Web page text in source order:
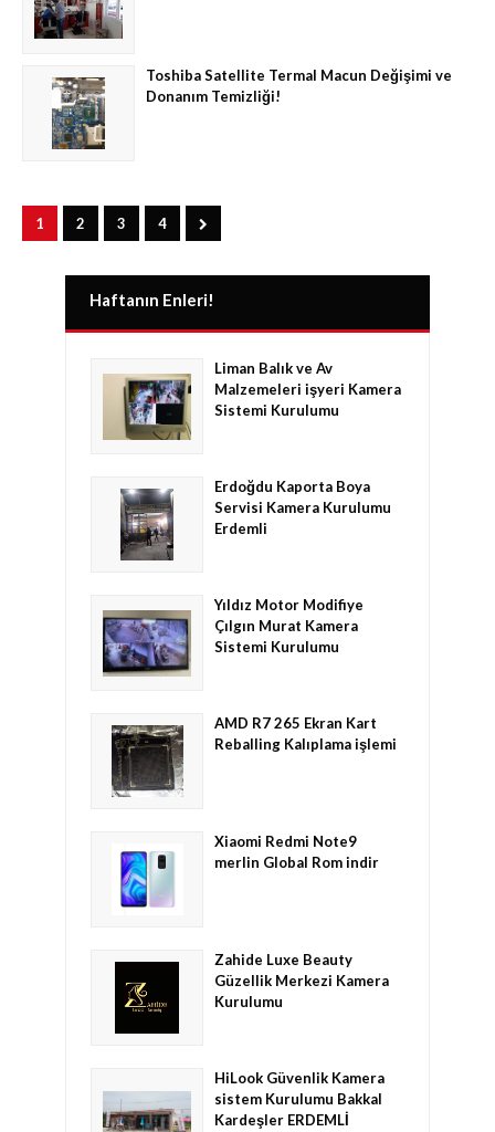
Toshiba Satellite Termal Macun Değişimi ve
Donanım Temizliği!
1 2 3 4
Haftanın Enleri!
Liman Balık ve Av
Malzemeleri işyeri Kamera
Sistemi Kurulumu
Erdoğdu Kaporta Boya
Servisi Kamera Kurulumu
Erdemli
Yıldız Motor Modifiye
Çılgın Murat Kamera
Sistemi Kurulumu
AMD R7 265 Ekran Kart
Reballing Kalıplama işlemi
Xiaomi Redmi Note9
merlin Global Rom indir
Zahide Luxe Beauty
Güzellik Merkezi Kamera
Kurulumu
HiLook Güvenlik Kamera
sistem Kurulumu Bakkal
Kardeşler ERDEMLİ